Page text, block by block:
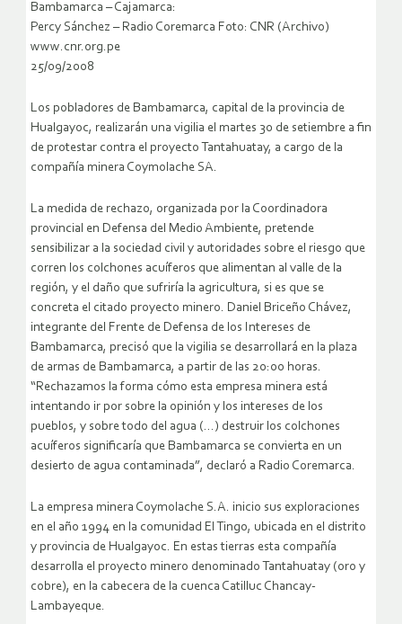
Bambamarca – Cajamarca:
Percy Sánchez – Radio Coremarca Foto: CNR (Archivo)
www.cnr.org.pe
25/09/2008
Los pobladores de Bambamarca, capital de la provincia de
Hualgayoc, realizarán una vigilia el martes 30 de setiembre a fin
de protestar contra el proyecto Tantahuatay, a cargo de la
compañía minera Coymolache SA.
La medida de rechazo, organizada por la Coordinadora
provincial en Defensa del Medio Ambiente, pretende
sensibilizar a la sociedad civil y autoridades sobre el riesgo que
corren los colchones acuíferos que alimentan al valle de la
región, y el daño que sufriría la agricultura, si es que se
concreta el citado proyecto minero. Daniel Briceño Chávez,
integrante del Frente de Defensa de los Intereses de
Bambamarca, precisó que la vigilia se desarrollará en la plaza
de armas de Bambamarca, a partir de las 20:00 horas.
“Rechazamos la forma cómo esta empresa minera está
intentando ir por sobre la opinión y los intereses de los
pueblos, y sobre todo del agua (…) destruir los colchones
acuíferos significaría que Bambamarca se convierta en un
desierto de agua contaminada”, declaró a Radio Coremarca.
La empresa minera Coymolache S.A. inicio sus exploraciones
en el año 1994 en la comunidad El Tingo, ubicada en el distrito
y provincia de Hualgayoc. En estas tierras esta compañía
desarrolla el proyecto minero denominado Tantahuatay (oro y
cobre), en la cabecera de la cuenca Catilluc Chancay-
Lambayeque.